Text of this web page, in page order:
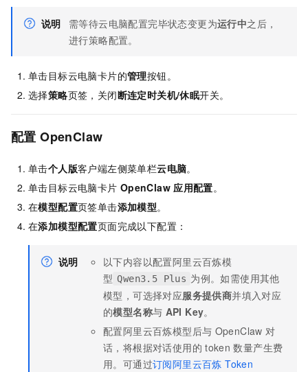
说明 需等待云电脑配置完毕状态变更为运行中之后，
进行策略配置。
单击目标云电脑卡片的管理按钮。
选择策略页签，关闭断连定时关机/休眠开关。
配置 OpenClaw
单击个人版客户端左侧菜单栏云电脑。
单击目标云电脑卡片 OpenClaw 应用配置。
在模型配置页签单击添加模型。
在添加模型配置页面完成以下配置：
说明
以下内容以配置阿里云百炼模
型 Qwen3.5 Plus 为例。如需使用其他
模型，可选择对应服务提供商并填入对应
的模型名称与 API Key。
配置阿里云百炼模型后与 OpenClaw 对
话，将根据对话使用的 token 数量产生费
用。可通过订阅阿里云百炼 Token